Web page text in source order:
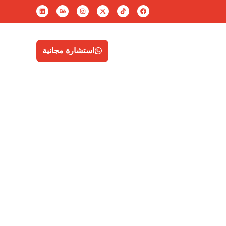
استشارة مجانية